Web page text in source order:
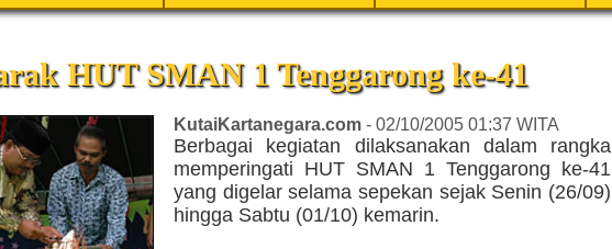
HUT SMAN 1 Tenggarong ke-41
KutaiKartanegara.com - 02/10/2005 01:37 WITA
Berbagai kegiatan dilaksanakan dalam rangka
memperingati HUT SMAN 1 Tenggarong ke-41
yang digelar selama sepekan sejak Senin (26/09)
hingga Sabtu (01/10) kemarin.